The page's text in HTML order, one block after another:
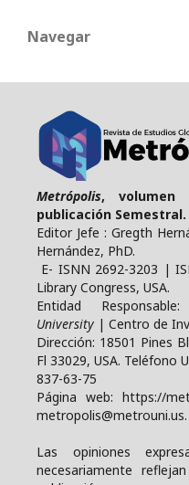
Navegar
Metrópolis, volumen
publicación Semestral.
Editor Jefe : Gregth
Hernández, PhD.
E- ISNN 2692-3203 |
Library Congress, USA.
Entidad
University | Centro de
Dirección: 18501 Pines
Fl 33029, USA. Teléfono
837-63-75
Página web: https://
metropolis@metrouni.us.
Las opiniones
necesariamente